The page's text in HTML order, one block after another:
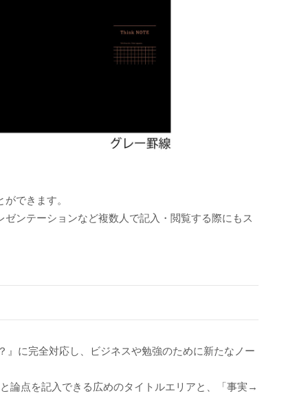
できます。
ンテーションなど複数人で記入・閲覧する際にもス
に完全対応し、ビジネスや勉強のために新たなノー
論点を記入できる広めのタイトルエリアと、「事実→